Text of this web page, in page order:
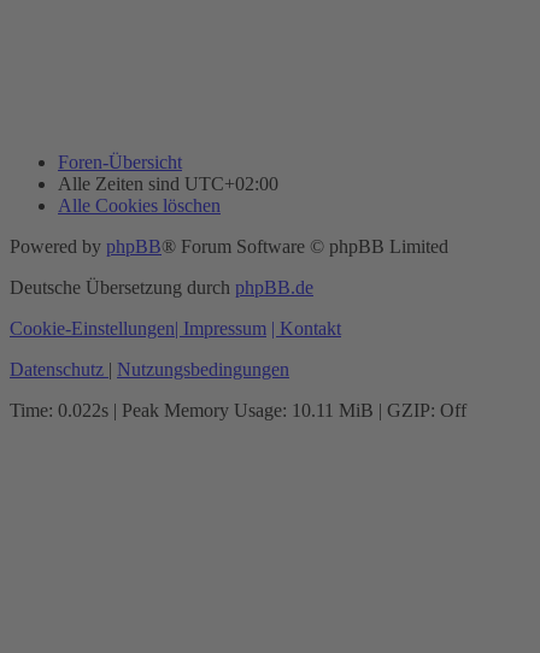
Foren-Übersicht
Alle Zeiten sind UTC+02:00
Alle Cookies löschen
Powered by phpBB® Forum Software © phpBB Limited
Deutsche Übersetzung durch phpBB.de
Cookie-Einstellungen| Impressum | Kontakt
Datenschutz | Nutzungsbedingungen
Time: 0.022s | Peak Memory Usage: 10.11 MiB | GZIP: Off